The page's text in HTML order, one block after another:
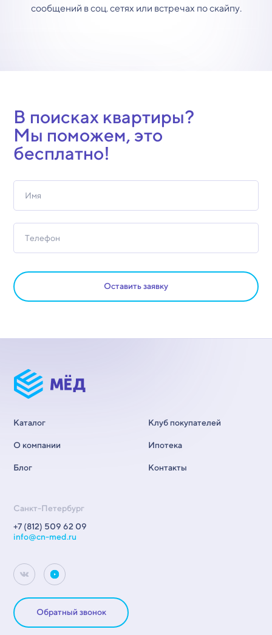
сообщений в соц. сетях или встречах по скайпу.
В поисках квартиры?
Мы поможем, это
бесплатно!
Оставить заявку
Каталог
О компании
Блог
Клуб покупателей
Ипотека
Контакты
Санкт-Петербург
+7 (812) 509 62 09
info@cn-med.ru
Обратный звонок